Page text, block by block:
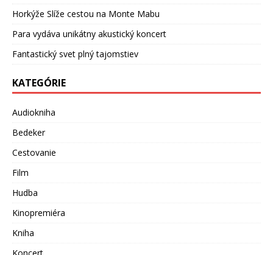
Horkýže Slíže cestou na Monte Mabu
Para vydáva unikátny akustický koncert
Fantastický svet plný tajomstiev
KATEGÓRIE
Audiokniha
Bedeker
Cestovanie
Film
Hudba
Kinopremiéra
Kniha
Koncert